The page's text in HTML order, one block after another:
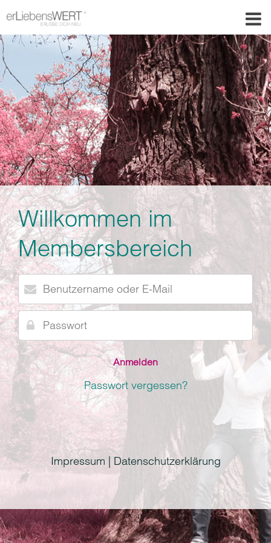
Willkommen im
Membersbereich
Benutzername
oder
E-
Mail
Passwort
Passwort vergessen?
Impressum | Datenschutzerklärung